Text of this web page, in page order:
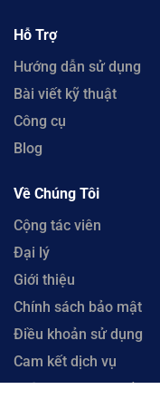
Hỗ Trợ
Hướng dẫn sử dụng
Bài viết kỹ thuật
Công cụ
Blog
Về Chúng Tôi
Cộng tác viên
Đại lý
Giới thiệu
Chính sách bảo mật
Điều khoản sử dụng
Cam kết dịch vụ
Chính sách hoàn tiền